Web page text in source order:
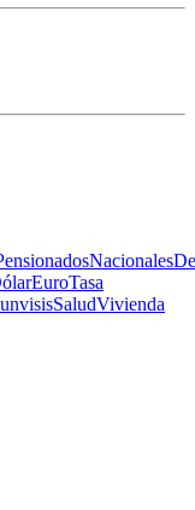
Nacionales
EuroTasa
SaludVivienda